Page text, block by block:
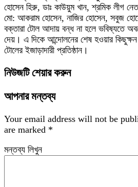
হোসেন হিরু, ডাঃ কাউয়ুম খান, শ্রমিক লীগ
মো: আকরাম হোসেন, নাজির হোসেন, সবুজ
বক্তারা টোল আদায় বন্ধ না হলে ভবিষ্যতে
দেয়। এ দিকে আন্দোলনের শেষ হওয়ার
টোলের ইজাড়াদারী প্রতিষ্ঠান।
নিউজটি শেয়ার করুন
আপনার মন্তব্য
Your email address will not be
are marked *
মন্তব্য লিখুন